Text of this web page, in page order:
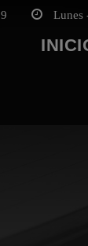
Lunes